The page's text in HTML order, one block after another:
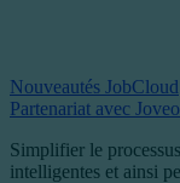
Nouveautés JobCloud
Partenariat avec
Simplifier le
intelligentes et ainsi